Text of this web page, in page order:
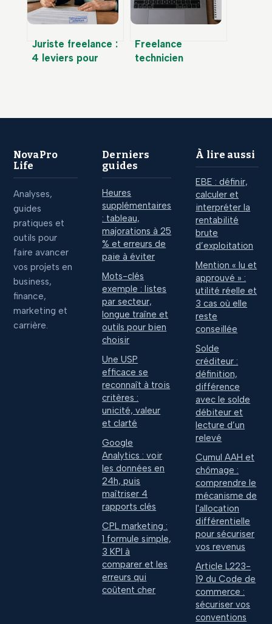
Juriste freelance :
4 leviers pour
Freelance
technicien
NovaPro
Life
Analyses,
guides
pratiques et
outils pour
faire avancer
vos projets en
business,
finance,
marketing et
carrière.
Derniers
guides
Heures
supplémentaires
: tableau,
majorations à 25
% et erreurs de
paie à éviter
Mots-clés
exemple : listes
par secteur,
longue traîne et
outils pour bien
choisir
Une USP
efficace se
reconnaît à trois
critères :
unicité, valeur
et clarté
Google
Analytics : voir
les données en
24h, puis
maîtriser 4
rapports clés
CPL marketing :
1 formule simple,
3 KPI à
comparer et les
erreurs qui
coûtent cher
À lire aussi
EBE : définir,
calculer et
interpréter la
rentabilité
brute
d’exploitation
Mention « lu et
approuvé » :
utilité réelle et
3 cas où elle
reste
conseillée
Solde
créditeur :
définition,
différence
avec le solde
débiteur et
lecture d’un
relevé
Cumul AAH et
chômage :
comprendre le
mécanisme de
l'allocation
différentielle
pour sécuriser
vos revenus
Article L223-
19 du Code de
commerce :
sécuriser vos
conventions